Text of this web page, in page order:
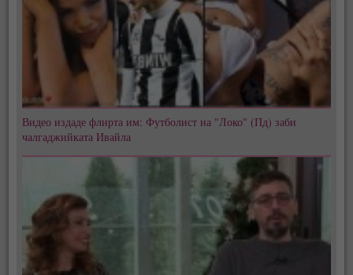
Видео издаде флирта им: Футболист на "Локо" (Пд) заби
чалгаджийката Ивайла